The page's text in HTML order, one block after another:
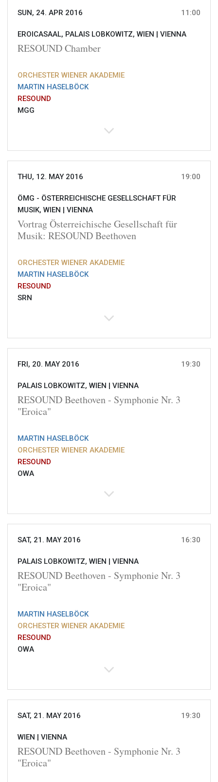
SUN, 24. APR 2016 11:00
EROICASAAL, PALAIS LOBKOWITZ, WIEN | VIENNA
RESOUND Chamber
ORCHESTER WIENER AKADEMIE
MARTIN HASELBÖCK
RESOUND
MGG
THU, 12. MAY 2016 19:00
ÖMG - ÖSTERREICHISCHE GESELLSCHAFT FÜR
MUSIK, WIEN | VIENNA
Vortrag Österreichische Gesellschaft für
Musik: RESOUND Beethoven
ORCHESTER WIENER AKADEMIE
MARTIN HASELBÖCK
RESOUND
SRN
FRI, 20. MAY 2016 19:30
PALAIS LOBKOWITZ, WIEN | VIENNA
RESOUND Beethoven - Symphonie Nr. 3
"Eroica"
MARTIN HASELBÖCK
ORCHESTER WIENER AKADEMIE
RESOUND
OWA
SAT, 21. MAY 2016 16:30
PALAIS LOBKOWITZ, WIEN | VIENNA
RESOUND Beethoven - Symphonie Nr. 3
"Eroica"
MARTIN HASELBÖCK
ORCHESTER WIENER AKADEMIE
RESOUND
OWA
SAT, 21. MAY 2016 19:30
WIEN | VIENNA
RESOUND Beethoven - Symphonie Nr. 3
"Eroica"